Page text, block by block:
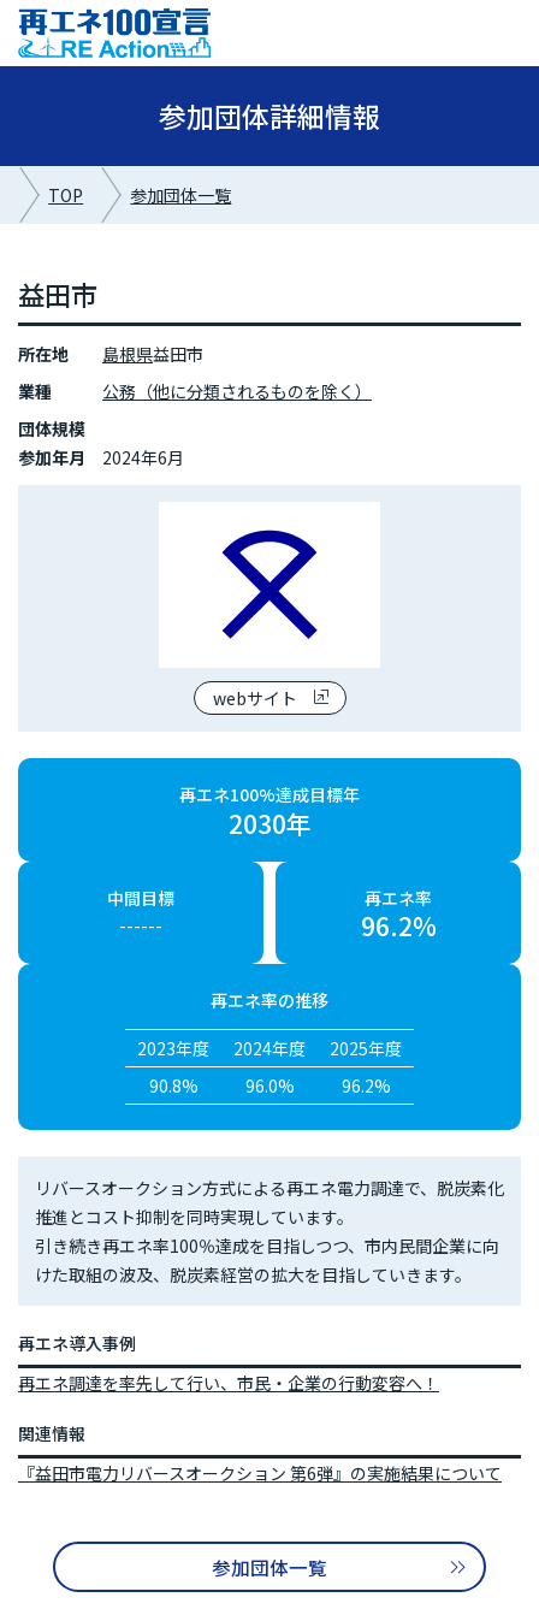
参加団体詳細情報
TOP 参加団体一覧
益田市
所在地 島根県益田市
業種
公務（他に分類されるものを除く）
団体規模
参加年月
2024年6月
webサイト
再エネ100%達成目標年
2030年
中間目標
------
再エネ率
96.2%
再エネ率の推移
2023年度
2024年度
2025年度
90.8%
96.0% 96.2%
リバースオークション方式による再エネ電力調達で、脱炭素化
推進とコスト抑制を同時実現しています。
引き続き再エネ率100％達成を目指しつつ、市内民間企業に向
けた取組の波及、脱炭素経営の拡大を目指していきます。
再エネ導入事例
再エネ調達を率先して行い、市民・企業の行動変容へ！
関連情報
『益田市電力リバースオークション 第6弾』の実施結果について
参加団体一覧